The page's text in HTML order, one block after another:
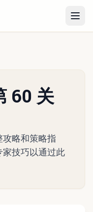
60 关
略和策略指
技巧以通过此